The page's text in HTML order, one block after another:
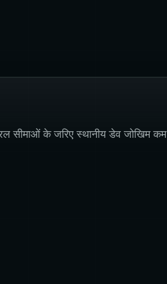
सीमाओं के जरिए स्थानीय डेव जोखिम कम